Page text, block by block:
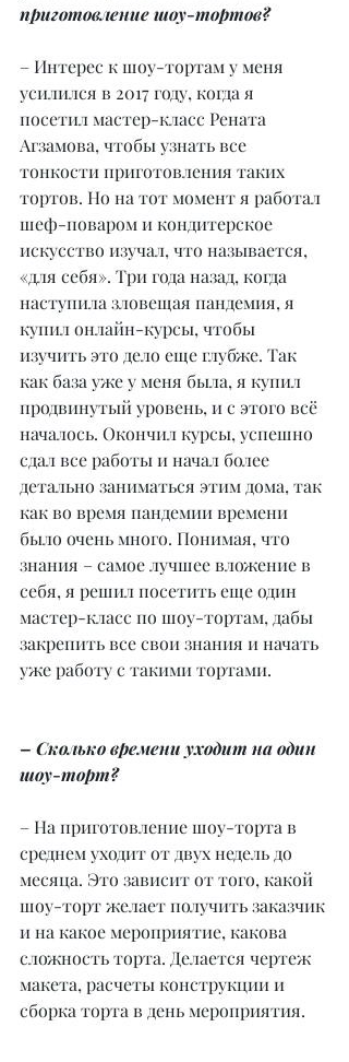
приготовление шоу-тортов?
– Интерес к шоу-тортам у меня
усилился в 2017 году, когда я
посетил мастер-класс Рената
Агзамова, чтобы узнать все
тонкости приготовления таких
тортов. Но на тот момент я работал
шеф-поваром и кондитерское
искусство изучал, что называется,
«для себя». Три года назад, когда
наступила зловещая пандемия, я
купил онлайн-курсы, чтобы
изучить это дело еще глубже. Так
как база уже у меня была, я купил
продвинутый уровень, и с этого всё
началось. Окончил курсы, успешно
сдал все работы и начал более
детально заниматься этим дома, так
как во время пандемии времени
было очень много. Понимая, что
знания – самое лучшее вложение в
себя, я решил посетить еще один
мастер-класс по шоу-тортам, дабы
закрепить все свои знания и начать
уже работу с такими тортами.
– Сколько времени уходит на один
шоу-торт?
– На приготовление шоу-торта в
среднем уходит от двух недель до
месяца. Это зависит от того, какой
шоу-торт желает получить заказчик
и на какое мероприятие, какова
сложность торта. Делается чертеж
макета, расчеты конструкции и
сборка торта в день мероприятия.